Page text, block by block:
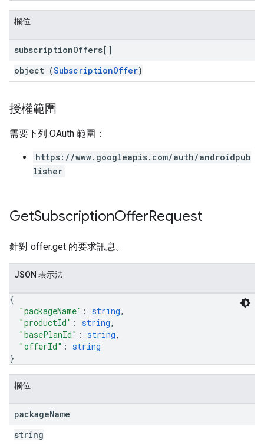
欄位
subscriptionOffers[]
object (SubscriptionOffer)
授權範圍
需要下列 OAuth 範圍：
https://www.googleapis.com/auth/androidpub
lisher
GetSubscriptionOfferRequest
針對 offer.get 的要求訊息。
JSON 表示法
{
"packageName" : string,
"productId" : string,
"basePlanId" : string,
"offerId" : string
}
欄位
packageName
string